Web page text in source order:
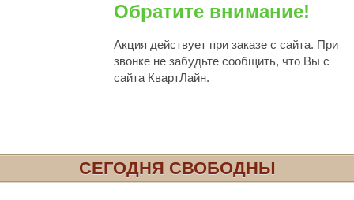
Обратите внимание!
Акция действует при заказе с сайта. При
звонке не забудьте сообщить, что Вы с
сайта КвартЛайн.
СЕГОДНЯ СВОБОДНЫ